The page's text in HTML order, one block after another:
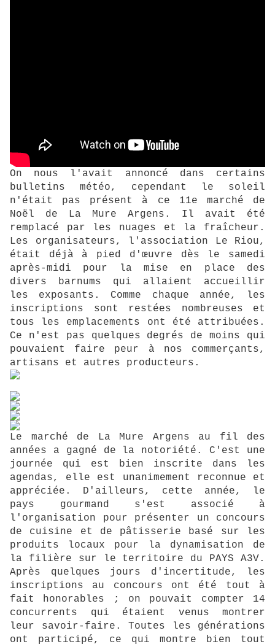
On nous l'avait annoncé dans certains
bulletins météo, cependant le soleil
n'était pas présent à ce 11e marché de
Noël de La Mure Argens. Il avait été
remplacé par les nuages et la fraîcheur.
Les organisateurs, l'association Le Riou,
était déjà à pied d'œuvre dès le samedi
après-midi pour la mise en place des
divers barnums qui allaient accueillir
les exposants. Comme chaque année, les
inscriptions sont restées nombreuses et
tous les emplacements ont été attribuées.
Ce n'est pas quelques degrés de moins qui
pouvaient faire peur à nos commerçants,
artisans et autres producteurs.
Le marché de La Mure Argens au fil des
années a gagné de la notoriété. C'est une
journée qui est bien inscrite dans les
agendas, elle est unanimement reconnue et
appréciée. D'ailleurs, cette année, le
pays gourmand s'est associé à
l'organisation pour présenter un concours
de cuisine et de pâtisserie basé sur les
produits locaux pour la dynamisation de
la filière sur le territoire du PAYS A3V.
Après quelques jours d'incertitude, les
inscriptions au concours ont été tout à
fait honorables ; on pouvait compter 14
concurrents qui étaient venus montrer
leur savoir-faire. Toutes les générations
ont participé, ce qui montre bien tout